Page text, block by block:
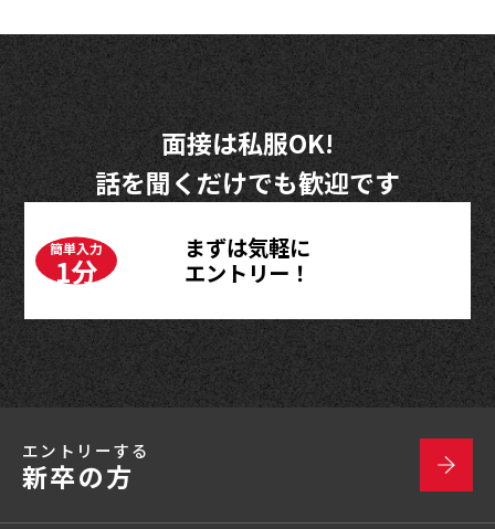
面接は私服OK!
話を聞くだけでも歓迎です
まずは気軽に
エントリー！
簡単入力
1分
エントリーする
新卒の方